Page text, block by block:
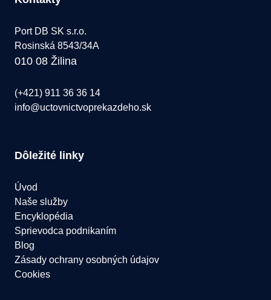
Port DB SK s.r.o.
Rosinská 8543/34A
010 08 Žilina
(+421) 911 36 36 14
info@uctovnictvoprekazdeho.sk
Dôležité linky
Úvod
Naše služby
Encyklopédia
Sprievodca podnikaním
Blog
Zásady ochrany osobných údajov
Cookies